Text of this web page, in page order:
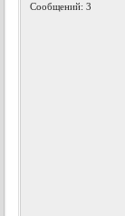
Сообщений: 3